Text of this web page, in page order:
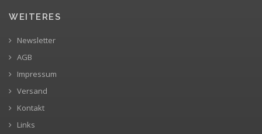
WEITERES
Newsletter
AGB
Impressum
Versand
Kontakt
Links